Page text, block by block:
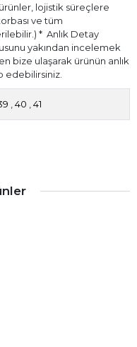
lojistik süreçlere
ve tüm
* ⁠ Anlık Detay
yakından incelemek
bize ulaşarak ürünün anlık
edebilirsiniz.
40 41